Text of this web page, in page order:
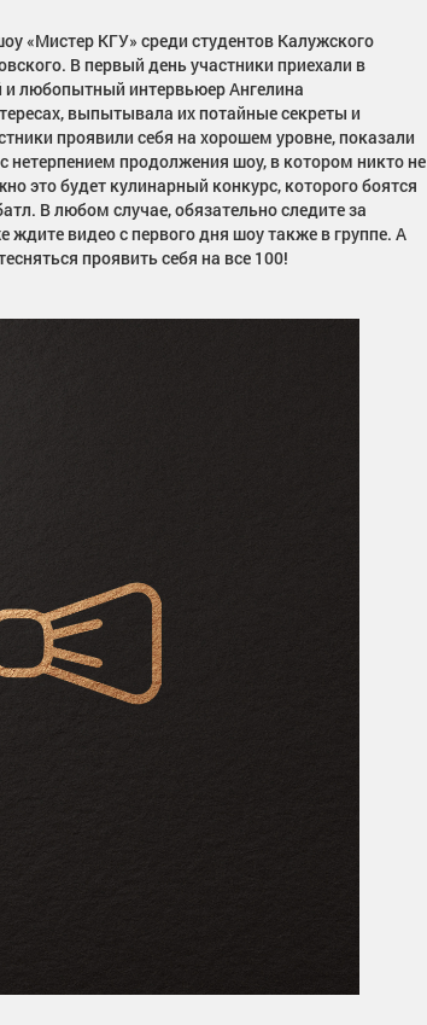
«Мистер КГУ» среди студентов Калужского
В первый день участники приехали в
и любопытный интервьюер Ангелина
выпытывала их потайные секреты и
проявили себя на хорошем уровне, показали
продолжения шоу, в котором никто не
это будет кулинарный конкурс, которого боятся
В любом случае, обязательно следите за
ждите видео с первого дня шоу также в группе. А
проявить себя на все 100!